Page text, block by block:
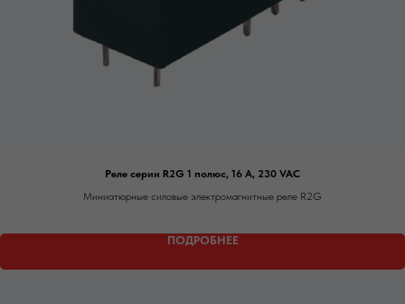
Реле серии R2G 1 полюс, 16 А, 230 VAC
Миниатюрные силовые электромагнитные реле R2G
ПОДРОБНЕЕ